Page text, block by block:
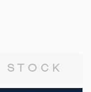
STOCK